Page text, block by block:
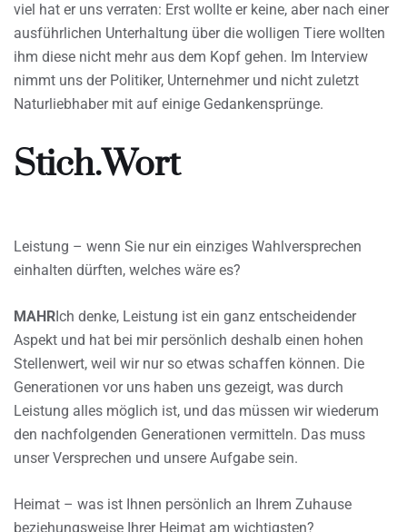
viel hat er uns verraten: Erst wollte er keine, aber nach einer
ausführlichen Unterhaltung über die wolligen Tiere wollten
ihm diese nicht mehr aus dem Kopf gehen. Im Interview
nimmt uns der Politiker, Unternehmer und nicht zuletzt
Naturliebhaber mit auf einige Gedankensprünge.
Stich.Wort
Leistung – wenn Sie nur ein einziges Wahlversprechen
einhalten dürften, welches wäre es?
MAHRIch denke, Leistung ist ein ganz entscheidender
Aspekt und hat bei mir persönlich deshalb einen hohen
Stellenwert, weil wir nur so etwas schaffen können. Die
Generationen vor uns haben uns gezeigt, was durch
Leistung alles möglich ist, und das müssen wir wiederum
den nachfolgenden Generationen vermitteln. Das muss
unser Versprechen und unsere Aufgabe sein.
Heimat – was ist Ihnen persönlich an Ihrem Zuhause
beziehungsweise Ihrer Heimat am wichtigsten?